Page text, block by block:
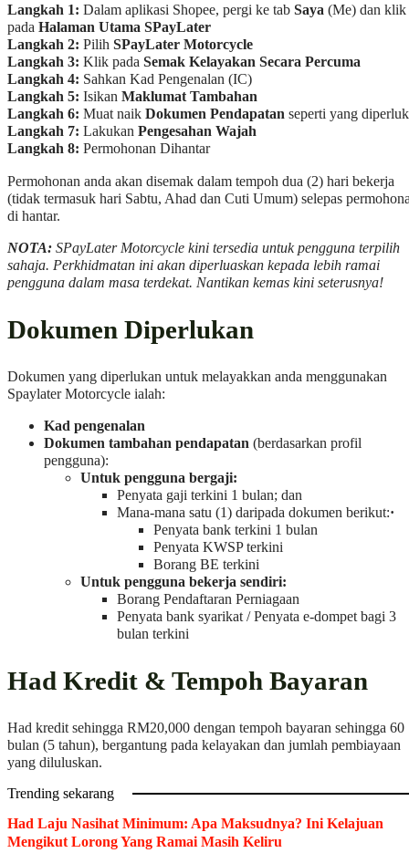
Langkah 1: Dalam aplikasi Shopee, pergi ke tab Saya (Me) dan klik
pada Halaman Utama SPayLater
Langkah 2: Pilih SPayLater Motorcycle
Langkah 3: Klik pada Semak Kelayakan Secara Percuma
Langkah 4: Sahkan Kad Pengenalan (IC)
Langkah 5: Isikan Maklumat Tambahan
Langkah 6: Muat naik Dokumen Pendapatan seperti yang
Langkah 7: Lakukan Pengesahan Wajah
Langkah 8: Permohonan Dihantar
Permohonan anda akan disemak dalam tempoh dua (2) hari bekerja
(tidak termasuk hari Sabtu, Ahad dan Cuti Umum) selepas
di hantar.
NOTA: SPayLater Motorcycle kini tersedia untuk pengguna terpilih
sahaja. Perkhidmatan ini akan diperluaskan kepada lebih ramai
pengguna dalam masa terdekat. Nantikan kemas kini seterusnya!
Dokumen Diperlukan
Dokumen yang diperlukan untuk melayakkan anda menggunakan
Spaylater Motorcycle ialah:
Kad pengenalan
Dokumen tambahan pendapatan (berdasarkan profil
pengguna):
Untuk pengguna bergaji:
Penyata gaji terkini 1 bulan; dan
Mana-mana satu (1) daripada dokumen berikut:·
Penyata bank terkini 1 bulan
Penyata KWSP terkini
Borang BE terkini
Untuk pengguna bekerja sendiri:
Borang Pendaftaran Perniagaan
Penyata bank syarikat / Penyata e-dompet bagi 3
bulan terkini
Had Kredit & Tempoh Bayaran
Had kredit sehingga RM20,000 dengan tempoh bayaran sehingga 60
bulan (5 tahun), bergantung pada kelayakan dan jumlah pembiayaan
yang diluluskan.
Trending sekarang
Had Laju Nasihat Minimum: Apa Maksudnya? Ini Kelajuan
Mengikut Lorong Yang Ramai Masih Keliru